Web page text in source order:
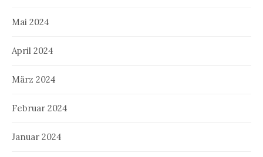
Mai 2024
April 2024
März 2024
Februar 2024
Januar 2024